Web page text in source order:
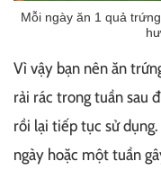
Mỗi ngày ăn 1 quả
Vì vậy bạn nên ăn
rải rác trong tuần sau
rồi lại tiếp tục sử
ngày hoặc một tuần